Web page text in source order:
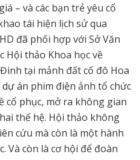
– và các bạn trẻ yêu cổ
tái hiện lịch sử qua
đã phối hợp với Sở Văn
Hội thảo Khoa học về
tại mảnh đất cố đô Hoa
án phim điện ảnh tổ chức
cổ phục, mở ra không gian
thế hệ. Hội thảo không
cứu mà còn là một hành
Và còn là cơ hội để đoàn